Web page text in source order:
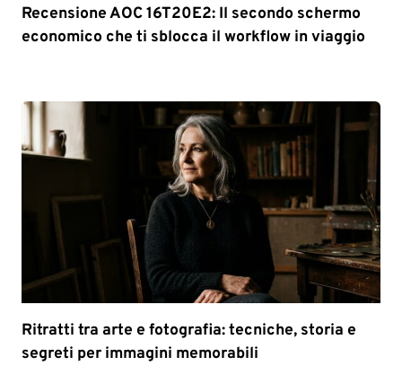
Recensione AOC 16T20E2: Il secondo schermo
economico che ti sblocca il workflow in viaggio
Ritratti tra arte e fotografia: tecniche, storia e
segreti per immagini memorabili